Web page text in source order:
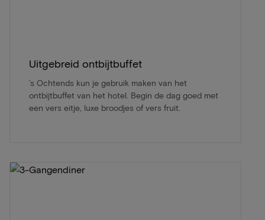
Uitgebreid ontbijtbuffet
’s Ochtends kun je gebruik maken van het
ontbijtbuffet van het hotel. Begin de dag goed met
een vers eitje, luxe broodjes of vers fruit.